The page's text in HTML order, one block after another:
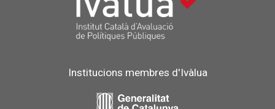
Institucions membres d'Ivàlua